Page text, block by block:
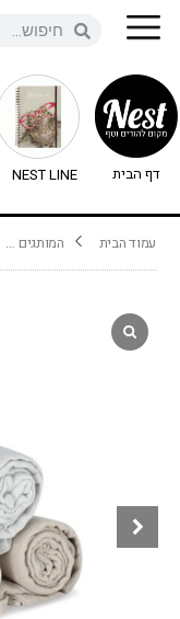
דף הבית NEST LINE
עמוד הבית המותגים שלנו